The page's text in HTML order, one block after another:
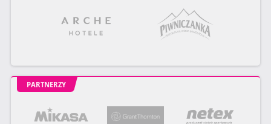
PARTNERZY